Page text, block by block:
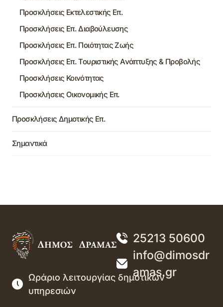
Προσκλήσεις Εκτελεστικής Επ.
Προσκλήσεις Επ. Διαβούλευσης
Προσκλήσεις Επ. Ποιότητας Ζωής
Προσκλήσεις Επ. Τουριστικής Ανάπτυξης & Προβολής
Προσκλήσεις Κοινότητας
Προσκλήσεις Οικονομικής Επ.
Προσκλήσεις Δημοτικής Επ.
Σημαντικά
25213 50600
info@dimosdr
amas.gr
Ωράριο λειτουργίας δημοτικών
υπηρεσιών